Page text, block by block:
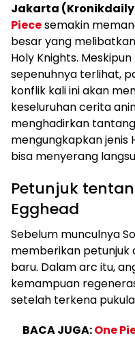
Jakarta
Piecesemakin
besar yang
Holy Knights.
sepenuhnya terlihat,
konflik kali ini akan
keseluruhan cerita
menghadirkan
mengungkapkan jenis
bisa menyerang
Petunjuk
Egghead
Sebelum munculnya
memberikan petunjuk
baru. Dalam arc itu,
kemampuan
setelah terkena
BACA JUGA:One